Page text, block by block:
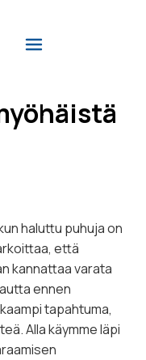
haluttu puhuja on
että
kannattaa varata
ennen
tapahtuma,
Alla käymme läpi